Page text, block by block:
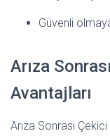
Güvenli
Arıza
Avantajları
Arıza Sonrası